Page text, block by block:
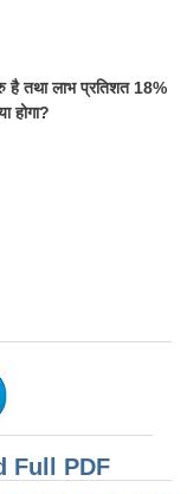
तथा लाभ प्रतिशत 18%
होगा?
Full PDF